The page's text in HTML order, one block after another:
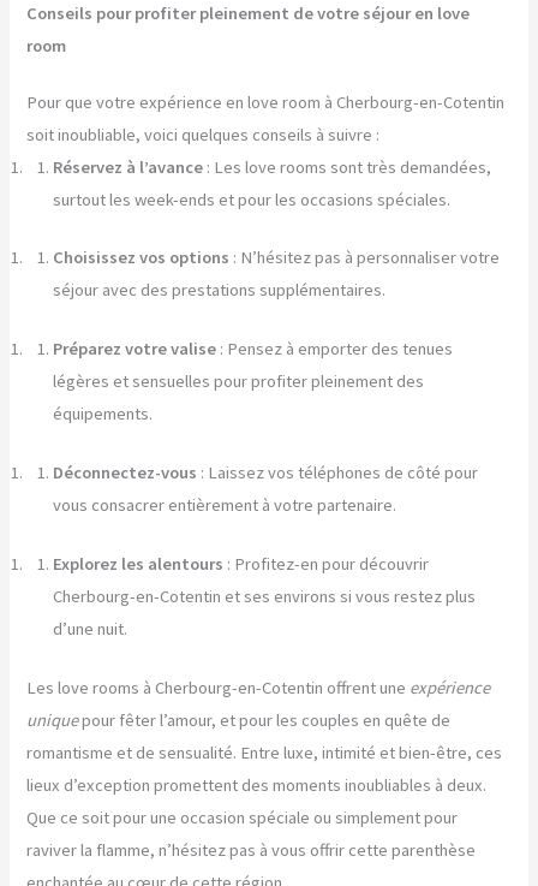
Conseils pour profiter pleinement de votre séjour en love
room
Pour que votre expérience en love room à Cherbourg-en-Cotentin
soit inoubliable, voici quelques conseils à suivre :
Réservez à l’avance : Les love rooms sont très demandées,
surtout les week-ends et pour les occasions spéciales.
Choisissez vos options : N’hésitez pas à personnaliser votre
séjour avec des prestations supplémentaires.
Préparez votre valise : Pensez à emporter des tenues
légères et sensuelles pour profiter pleinement des
équipements.
Déconnectez-vous : Laissez vos téléphones de côté pour
vous consacrer entièrement à votre partenaire.
Explorez les alentours : Profitez-en pour découvrir
Cherbourg-en-Cotentin et ses environs si vous restez plus
d’une nuit.
Les love rooms à Cherbourg-en-Cotentin offrent une expérience
uniquepour fêter l’amour, et pour les couples en quête de
romantisme et de sensualité. Entre luxe, intimité et bien-être, ces
lieux d’exception promettent des moments inoubliables à deux.
Que ce soit pour une occasion spéciale ou simplement pour
raviver la flamme, n’hésitez pas à vous offrir cette parenthèse